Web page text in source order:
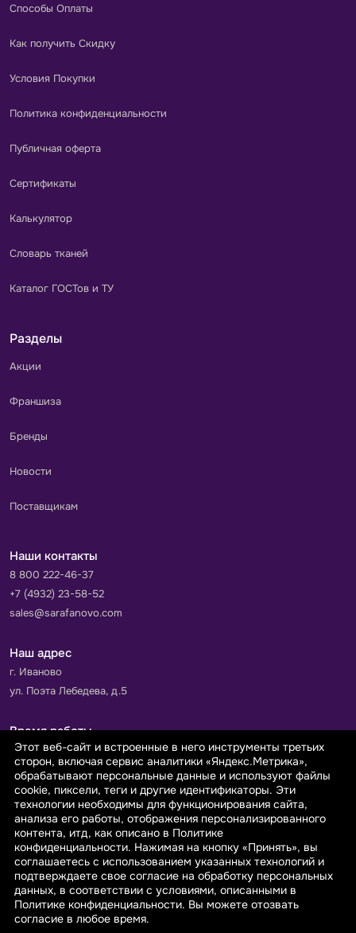
Способы Оплаты
Как получить Скидку
Условия Покупки
Политика конфиденциальности
Публичная оферта
Сертификаты
Калькулятор
Словарь тканей
Каталог ГОСТов и ТУ
Разделы
Акции
Франшиза
Бренды
Новости
Поставщикам
Наши контакты
8 800 222-46-37
+7 (4932) 23-58-52
sales@sarafanovo.com
Наш адрес
г. Иваново
ул. Поэта Лебедева, д.5
Время работы
Пн-Пт с 9.00 до 18.00
Сб-Вс: выходной
Принимаем к оплате
© 2026 sarafanovo.com - Интернет-магазин "САРАФАНОВО"
специализируется на производстве, продаже тканей оптом и в
розницу с доставкой по Роcсии и СНГ.
Этот веб-сайт и встроенные в него инструменты третьих
сторон, включая сервис аналитики «Яндекс.Метрика»,
обрабатывают персональные данные и используют файлы
cookie, пиксели, теги и другие идентификаторы. Эти
технологии необходимы для функционирования сайта,
анализа его работы, отображения персонализированного
контента, итд, как описано в Политике
конфиденциальности. Нажимая на кнопку «Принять», вы
соглашаетесь с использованием указанных технологий и
подтверждаете свое согласие на обработку персональных
данных, в соответствии с условиями, описанными в
Политике конфиденциальности. Вы можете отозвать
согласие в любое время.